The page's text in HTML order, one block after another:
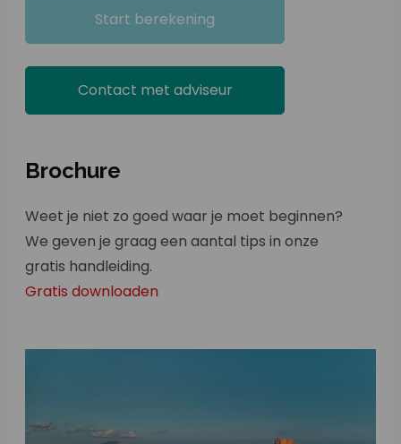
Start berekening
Contact met adviseur
Brochure
Weet je niet zo goed waar je moet beginnen?
We geven je graag een aantal tips in onze
gratis handleiding.
Gratis downloaden